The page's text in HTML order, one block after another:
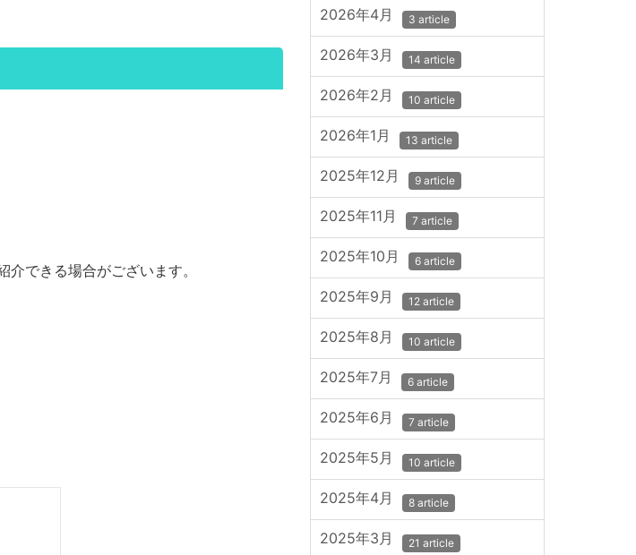
できる場合がございます。
2026年4月 3 article
2026年3月 14 article
2026年2月 10 article
2026年1月 13 article
2025年12月 9 article
2025年11月 7 article
2025年10月 6 article
2025年9月 12 article
2025年8月 10 article
2025年7月 6 article
2025年6月 7 article
2025年5月 10 article
2025年4月 8 article
2025年3月 21 article